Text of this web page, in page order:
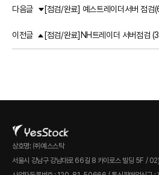
다음글
이전글 [점검/완료]NH트레이더 서버점검
상호명: ㈜예스스탁
서울시 강남구 강남대로 66길 8 카이로스 빌딩 5F /